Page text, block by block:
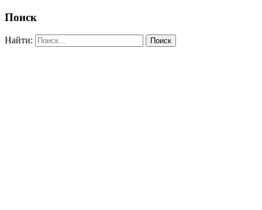
Поиск
Найти: